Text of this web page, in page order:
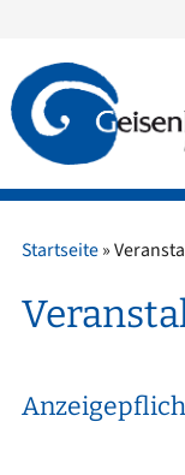
Startseite»